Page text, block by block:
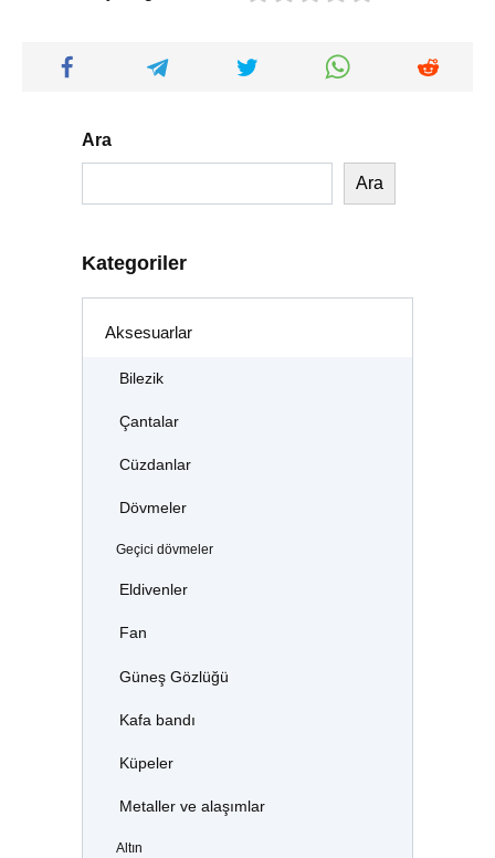
Ara
Ara
Kategoriler
Aksesuarlar
Bilezik
Çantalar
Cüzdanlar
Dövmeler
Geçici dövmeler
Eldivenler
Fan
Güneş Gözlüğü
Kafa bandı
Küpeler
Metaller ve alaşımlar
Altın